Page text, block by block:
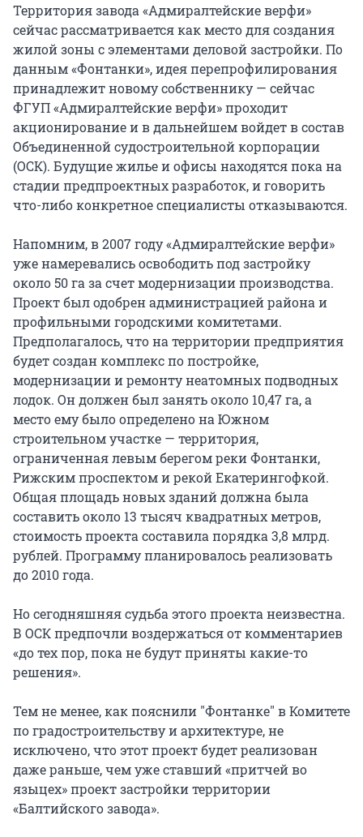
Территория завода «Адмиралтейские верфи»
сейчас рассматривается как место для создания
жилой зоны с элементами деловой застройки. По
данным «Фонтанки», идея перепрофилирования
принадлежит новому собственнику — сейчас
ФГУП «Адмиралтейские верфи» проходит
акционирование и в дальнейшем войдет в состав
Объединенной судостроительной корпорации
(ОСК). Будущие жилье и офисы находятся пока на
стадии предпроектных разработок, и говорить
что-либо конкретное специалисты отказываются.
Напомним, в 2007 году «Адмиралтейские верфи»
уже намеревались освободить под застройку
около 50 га за счет модернизации производства.
Проект был одобрен администрацией района и
профильными городскими комитетами.
Предполагалось, что на территории предприятия
будет создан комплекс по постройке,
модернизации и ремонту неатомных подводных
лодок. Он должен был занять около 10,47 га, а
место ему было определено на Южном
строительном участке — территория,
ограниченная левым берегом реки Фонтанки,
Рижским проспектом и рекой Екатерингофкой.
Общая площадь новых зданий должна была
составить около 13 тысяч квадратных метров,
стоимость проекта составила порядка 3,8 млрд.
рублей. Программу планировалось реализовать
до 2010 года.
Но сегодняшняя судьба этого проекта неизвестна.
В ОСК предпочли воздержаться от комментариев
«до тех пор, пока не будут приняты какие-то
решения».
Тем не менее, как пояснили "Фонтанке" в Комитете
по градостроительству и архитектуре, не
исключено, что этот проект будет реализован
даже раньше, чем уже ставший «притчей во
языцех» проект застройки территории
«Балтийского завода».